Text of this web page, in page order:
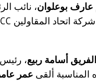
عارف بوعلوان، نائب
الفريق أسامة ربيع،
المناسبة ألقى عمر